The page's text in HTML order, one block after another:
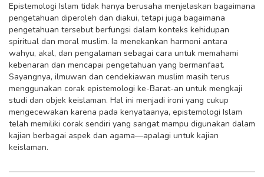
Epistemologi Islam tidak hanya berusaha menjelaskan bagaimana
pengetahuan diperoleh dan diakui, tetapi juga bagaimana
pengetahuan tersebut berfungsi dalam konteks kehidupan
spiritual dan moral muslim. Ia menekankan harmoni antara
wahyu, akal, dan pengalaman sebagai cara untuk memahami
kebenaran dan mencapai pengetahuan yang bermanfaat.
Sayangnya, ilmuwan dan cendekiawan muslim masih terus
menggunakan corak epistemologi ke-Barat-an untuk mengkaji
studi dan objek keislaman. Hal ini menjadi ironi yang cukup
mengecewakan karena pada kenyataanya, epistemologi Islam
telah memiliki corak sendiri yang sangat mampu digunakan dalam
kajian berbagai aspek dan agama—apalagi untuk kajian
keislaman.